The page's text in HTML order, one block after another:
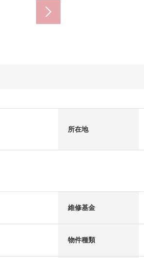
所在地
維修基金
物件種類